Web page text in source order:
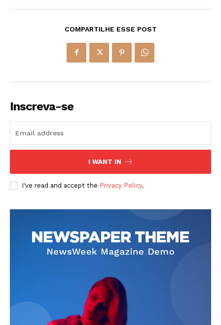
COMPARTILHE ESSE POST
Inscreva-se
I WANT IN
I've read and accept the Privacy Policy.